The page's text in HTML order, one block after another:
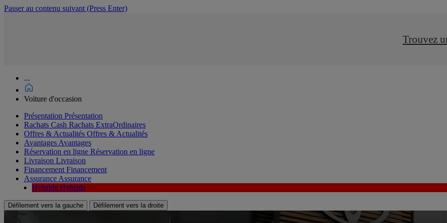
Passer au contenu suivant (Press Enter)
Trouvez
...
Voiture d'occasion
Présentation Présentation
Rachats Cash Rachats ExtraOrdinaires
Offres & Actualités Offres & Actualités
Avantages Avantages
Réservation en ligne Réservation en ligne
Livraison Livraison
Financement Financement
Assurance Assurance
Hybride Hybride
Défilement vers la gauche Défilement vers la droite